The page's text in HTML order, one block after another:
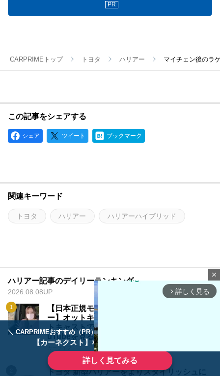
＼ CARPRIMEおすすめ（PR） ／
【カーネクスト】ならどんなクルマも高価買取
詳しく見てみる
PR
CARPRIMEトップ トヨタ ハリアー マイチェン後のラ
この記事をシェアする
シェア ツイート ブックマーク
関連キーワード
トヨタ ハリアー ハリアーハイブリッド
ハリアー記事のデイリーランキング
2026.08.08UP
【日本正規モデルをみぃぱーきんぐがレビュ
ー】オットキャストPlay2Video Ultra -【オッ
トキャストで断トツおすすめ!!】車のナビでYo
uTubeを見る方法!!
カーライフ
トヨタ 新型ハリアーをよりスタイリッシュに
close
arrow_forward_ios 詳しく見る